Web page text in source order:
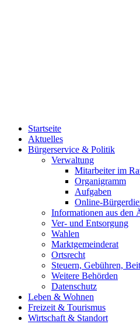
Startseite
Aktuelles
Bürgerservice & Politik
Verwaltung
Mitarbeiter im
Organigramm
Aufgaben
Online-
Informationen aus den
Ver- und Entsorgung
Wahlen
Marktgemeinderat
Ortsrecht
Steuern, Gebühren,
Weitere Behörden
Datenschutz
Leben & Wohnen
Freizeit & Tourismus
Wirtschaft & Standort